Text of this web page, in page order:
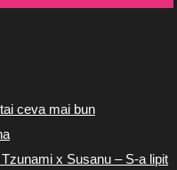
ceva mai bun
x Susanu – S-a lipit